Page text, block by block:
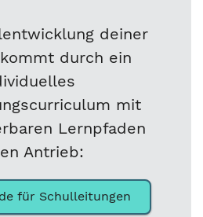
deiner
durch ein
mit
Lernpfaden
Antrieb:
für Schulleitungen